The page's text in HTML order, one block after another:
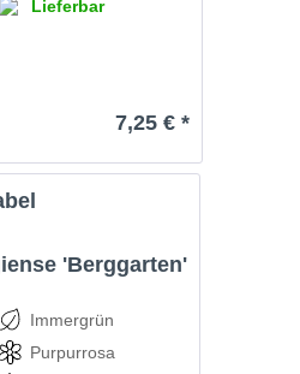
Lieferbar
7,25 € *
'Berggarten'
Immergrün
Purpurrosa